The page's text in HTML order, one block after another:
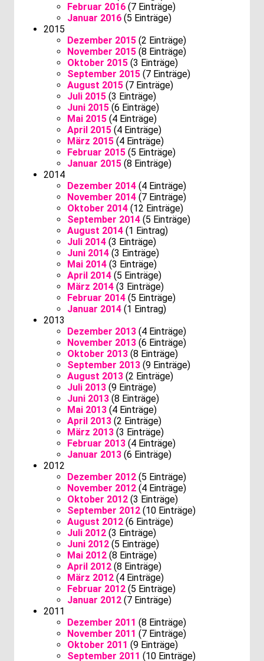
Februar 2016 (7 Einträge)
Januar 2016 (5 Einträge)
2015
Dezember 2015 (2 Einträge)
November 2015 (8 Einträge)
Oktober 2015 (3 Einträge)
September 2015 (7 Einträge)
August 2015 (7 Einträge)
Juli 2015 (3 Einträge)
Juni 2015 (6 Einträge)
Mai 2015 (4 Einträge)
April 2015 (4 Einträge)
März 2015 (4 Einträge)
Februar 2015 (5 Einträge)
Januar 2015 (8 Einträge)
2014
Dezember 2014 (4 Einträge)
November 2014 (7 Einträge)
Oktober 2014 (12 Einträge)
September 2014 (5 Einträge)
August 2014 (1 Eintrag)
Juli 2014 (3 Einträge)
Juni 2014 (3 Einträge)
Mai 2014 (3 Einträge)
April 2014 (5 Einträge)
März 2014 (3 Einträge)
Februar 2014 (5 Einträge)
Januar 2014 (1 Eintrag)
2013
Dezember 2013 (4 Einträge)
November 2013 (6 Einträge)
Oktober 2013 (8 Einträge)
September 2013 (9 Einträge)
August 2013 (2 Einträge)
Juli 2013 (9 Einträge)
Juni 2013 (8 Einträge)
Mai 2013 (4 Einträge)
April 2013 (2 Einträge)
März 2013 (3 Einträge)
Februar 2013 (4 Einträge)
Januar 2013 (6 Einträge)
2012
Dezember 2012 (5 Einträge)
November 2012 (4 Einträge)
Oktober 2012 (3 Einträge)
September 2012 (10 Einträge)
August 2012 (6 Einträge)
Juli 2012 (3 Einträge)
Juni 2012 (5 Einträge)
Mai 2012 (8 Einträge)
April 2012 (8 Einträge)
März 2012 (4 Einträge)
Februar 2012 (5 Einträge)
Januar 2012 (7 Einträge)
2011
Dezember 2011 (8 Einträge)
November 2011 (7 Einträge)
Oktober 2011 (9 Einträge)
September 2011 (10 Einträge)